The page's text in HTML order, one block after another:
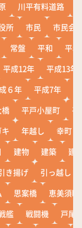
川平有料道路
所 市民
市民会
常盤 平和
平
平成12年
平成13年
６年 平成7年
平戸小屋町
平
年越し
幸町
建物 建築
建
き揚げ
引っ越し
思案橋
恵美須町
艦 戦闘機
戸尾